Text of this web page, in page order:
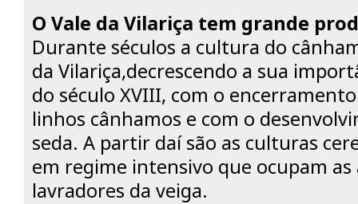
O Vale da Vilariça tem grande
Durante séculos a cultura do
da Vilariça,decrescendo a sua
do século XVIII, com o
linhos cânhamos e com o
seda. A partir daí são as culturas
em regime intensivo que ocupam as
lavradores da veiga.